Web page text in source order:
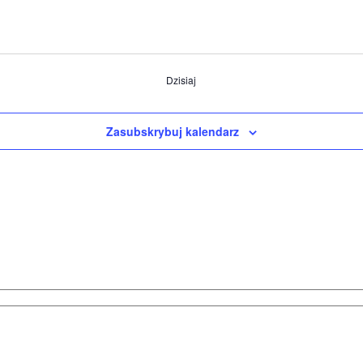
Dzisiaj
Zasubskrybuj kalendarz